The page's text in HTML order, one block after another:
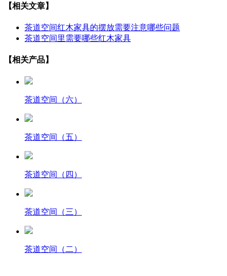
【相关文章】
茶道空间红木家具的摆放需要注意哪些问题
茶道空间里需要哪些红木家具
【相关产品】
茶道空间（六）
茶道空间（五）
茶道空间（四）
茶道空间（三）
茶道空间（二）